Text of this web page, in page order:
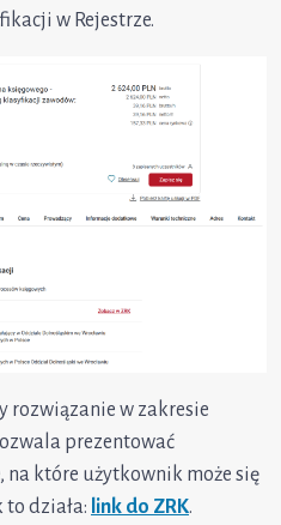
w Rejestrze.
rozwiązanie w zakresie
prezentować
które użytkownik może się
to działa: link do ZRK.